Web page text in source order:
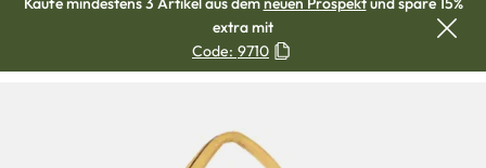
extra mit
Code: 9710